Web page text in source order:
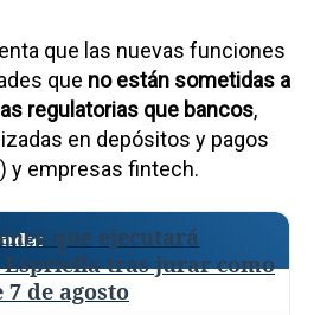
que las nuevas funciones
que no están sometidas a
regulatorias que bancos,
en depósitos y pagos
y empresas fintech.
que ejecutará
tras jurar como
de agosto